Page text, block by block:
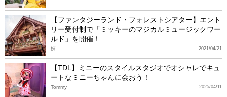
【ファンタジーランド・フォレストシアター】エント
リー受付制で「ミッキーのマジカルミュージックワー
ルド」を開催！
2021/04/21
姫
【TDL】ミニーのスタイルスタジオでオシャレでキュ
ートなミニーちゃんに会おう！
2025/04/11
Tommy